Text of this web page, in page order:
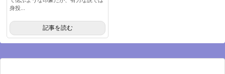
身投...
記事を読む